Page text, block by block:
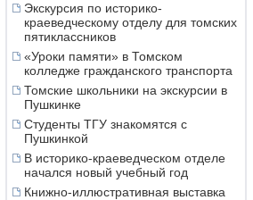
Экскурсия по историко-
краеведческому отделу для томских
пятиклассников
«Уроки памяти» в Томском
колледже гражданского транспорта
Томские школьники на экскурсии в
Пушкинке
Студенты ТГУ знакомятся с
Пушкинкой
В историко-краеведческом отделе
начался новый учебный год
Книжно-иллюстративная выставка